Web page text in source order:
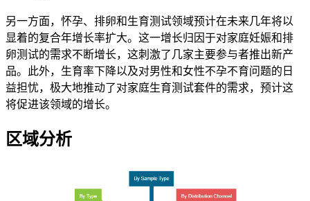
另一方面，怀孕、排卵和生育测试领域预计在未来几年将以
显着的复合年增长率扩大。这一增长归因于对家庭妊娠和排
卵测试的需求不断增长，这刺激了几家主要参与者推出新产
品。此外，生育率下降以及对男性和女性不孕不育问题的日
益担忧，极大地推动了对家庭生育测试套件的需求，预计这
将促进该领域的增长。
区域分析